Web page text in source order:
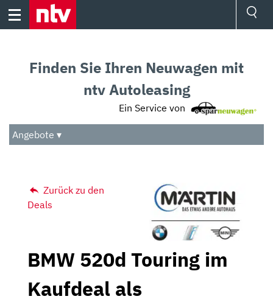
Skip
Audio
Das Beste
Finden Sie Ihren Neuwagen mit
ntv Autoleasing
Ein Service von
Angebote ▾
Zurück zu den
Deals
BMW 520d Touring im
Kaufdeal als